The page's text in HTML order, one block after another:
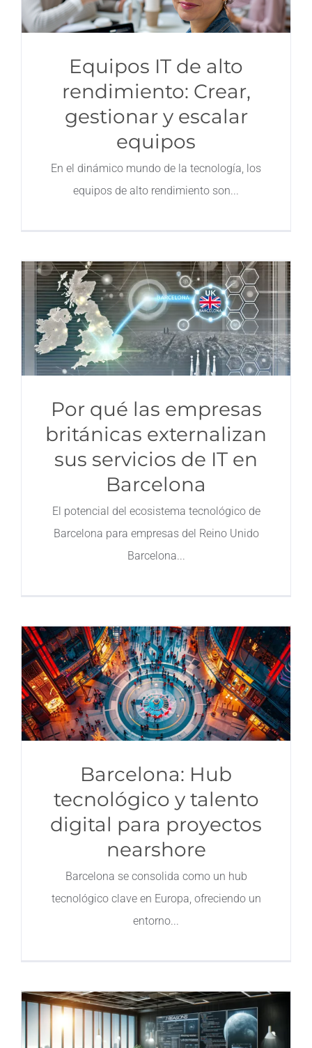
Equipos IT de alto
rendimiento: Crear,
gestionar y escalar
equipos
En el dinámico mundo de la tecnología, los
equipos de alto rendimiento son
Por qué las empresas
británicas externalizan
sus servicios de IT en
Barcelona
El potencial del ecosistema tecnológico de
Barcelona para empresas del Reino Unido
Barcelona
Barcelona: Hub
tecnológico y talento
digital para proyectos
nearshore
Barcelona se consolida como un hub
tecnológico clave en Europa, ofreciendo un
entorno